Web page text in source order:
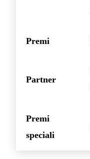
Premi
Partner
Premi
speciali